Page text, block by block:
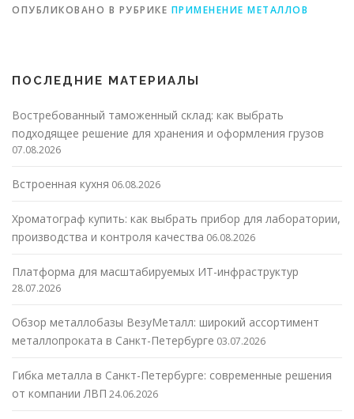
ОПУБЛИКОВАНО В РУБРИКЕ ПРИМЕНЕНИЕ МЕТАЛЛОВ
ПОСЛЕДНИЕ МАТЕРИАЛЫ
Востребованный таможенный склад: как выбрать
подходящее решение для хранения и оформления грузов
07.08.2026
Встроенная кухня 06.08.2026
Хроматограф купить: как выбрать прибор для лаборатории,
производства и контроля качества 06.08.2026
Платформа для масштабируемых ИТ-инфраструктур
28.07.2026
Обзор металлобазы ВезуМеталл: широкий ассортимент
металлопроката в Санкт-Петербурге 03.07.2026
Гибка металла в Санкт-Петербурге: современные решения
от компании ЛВП 24.06.2026